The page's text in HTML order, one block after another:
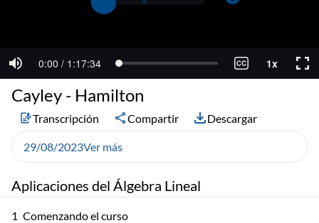
Aplicaciones del Álgebra Lineal
1 Comenzando el curso
Cayley - Hamilton
Transcripción Compartir Descargar
29/08/2023Ver más